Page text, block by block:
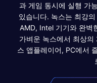
과 게임 동시에 실행 가
있습니다. 녹스는 최강
AMD, Intel 기기와 완벽
가벼운 녹스에서 최상
스 앱플레이어, PC에서